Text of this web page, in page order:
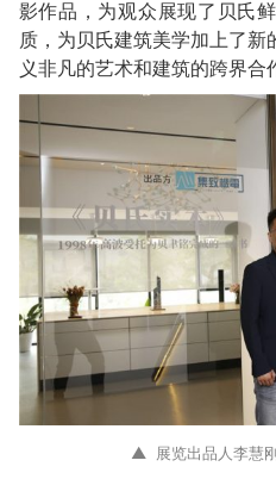
影作品，为观众展现了贝氏
质，为贝氏建筑美学加上了
义非凡的艺术和建筑的跨界合
▲ 展览出品人李慧刚